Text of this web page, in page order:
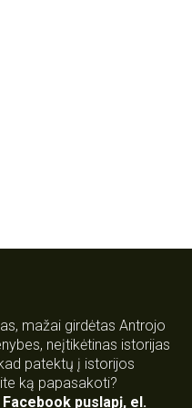
mažai girdėtas Antrojo
neįtikėtinas istorijas
patektų į istorijos
ką papasakoti?
Facebook puslapį, el.